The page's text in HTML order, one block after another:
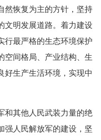
然恢复为主的方针，坚持
文明发展道路。着力建设
行最严格的生态环境保护
空间格局、产业结构、生
好生产生活环境，实现中
其他人民武装力量的绝
强人民解放军的建设，坚